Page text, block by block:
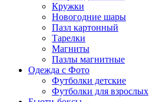
Кружки
Новогодние шары
Пазл картонный
Тарелки
Магниты
Пазлы магнитные
Одежда с Фото
Футболки детские
Футболки для взрослых